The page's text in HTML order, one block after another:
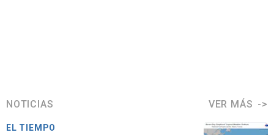
NOTICIAS VER MÁS
EL TIEMPO